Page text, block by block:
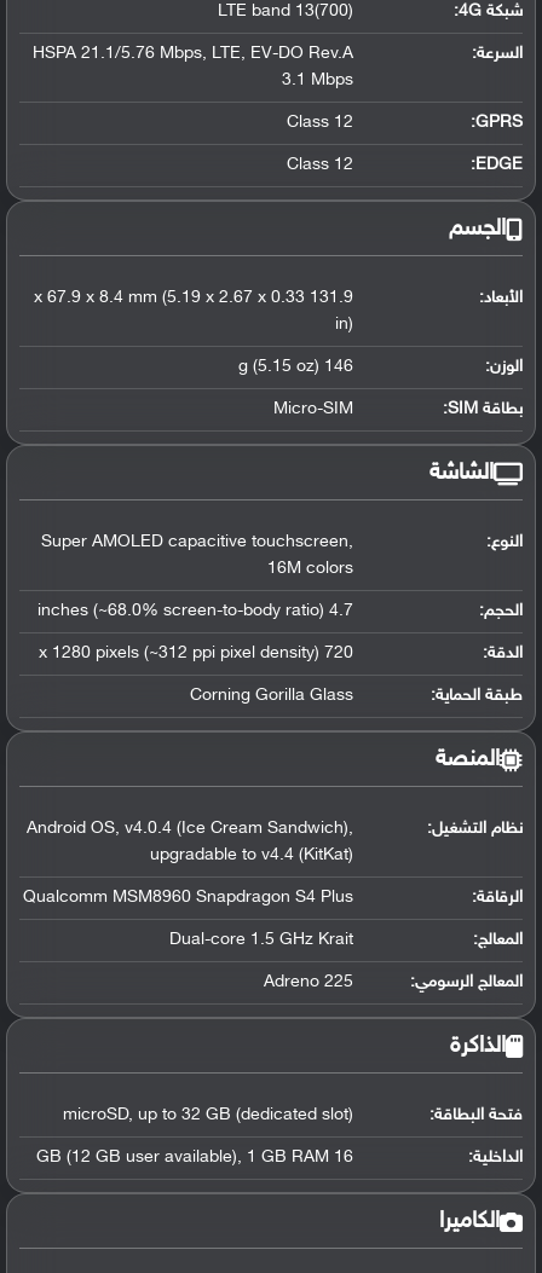
شبكة 4G :
LTE band 13(700)
السرعة:
HSPA 21.1/5.76 Mbps, LTE, EV-DO Rev.A
3.1 Mbps
GPRS:
Class 12
EDGE:
Class 12
الجسم
الأبعاد:
131.9 x 67.9 x 8.4 mm (5.19 x 2.67 x 0.33
in)
الوزن: 146 g (5.15 oz)
بطاقة SIM: Micro-SIM
الشاشة
النوع:
Super AMOLED capacitive touchscreen,
16M colors
الحجم: 4.7 inches (~68.0% screen-to-body ratio)
الدقة: 720 x 1280 pixels (~312 ppi pixel density)
طبقة الحماية: Corning Gorilla Glass
المنصة
نظام التشغيل:
Android OS, v4.0.4 (Ice Cream Sandwich),
upgradable to v4.4 (KitKat)
الرقاقة:
Qualcomm MSM8960 Snapdragon S4 Plus
المعالج:
Dual-core 1.5 GHz Krait
المعالج الرسومي:
Adreno 225
الذاكرة
فتحة البطاقة: microSD, up to 32 GB (dedicated slot)
الداخلية: 16 GB (12 GB user available), 1 GB RAM
الكاميرا